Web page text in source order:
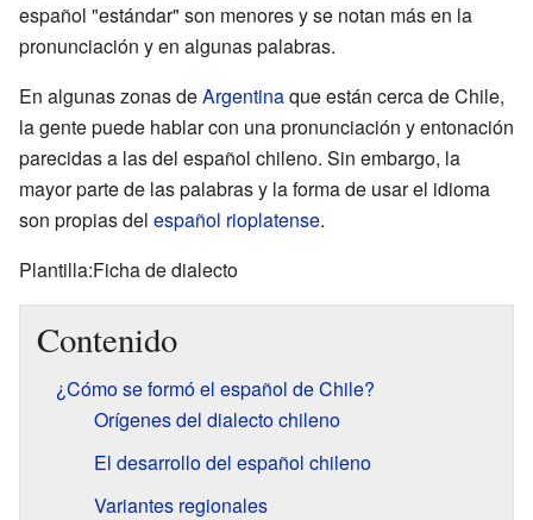
español "estándar" son menores y se notan más en la
pronunciación y en algunas palabras.
En algunas zonas deArgentinaque están cerca de Chile,
la gente puede hablar con una pronunciación y entonación
parecidas a las del español chileno. Sin embargo, la
mayor parte de las palabras y la forma de usar el idioma
son propias del español rioplatense.
Plantilla:Ficha de dialecto
Contenido
¿Cómo se formó el español de Chile?
Orígenes del dialecto chileno
El desarrollo del español chileno
Variantes regionales